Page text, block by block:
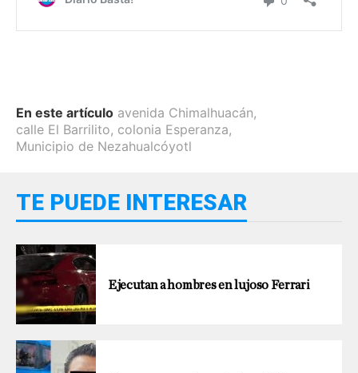
En este artículo avenida Chimalhuacán,
calle El Barrilito, colonia Esperanza,
Municipio de Nezahualcóyotl
TE PUEDE INTERESAR
Ejecutan a hombres en lujoso Ferrari